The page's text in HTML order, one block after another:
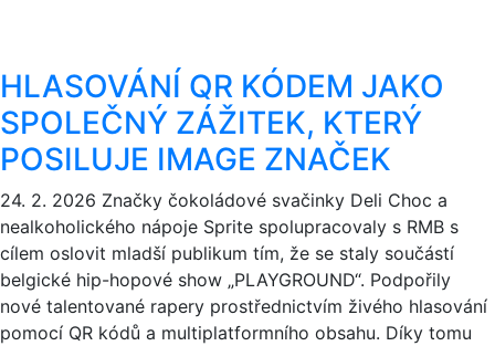
HLASOVÁNÍ QR KÓDEM JAKO
SPOLEČNÝ ZÁŽITEK, KTERÝ
POSILUJE IMAGE ZNAČEK
24. 2. 2026 Značky čokoládové svačinky Deli Choc a
nealkoholického nápoje Sprite spolupracovaly s RMB s
cílem oslovit mladší publikum tím, že se staly součástí
belgické hip-hopové show „PLAYGROUND“. Podpořily
nové talentované rapery prostřednictvím živého hlasování
pomocí QR kódů a multiplatformního obsahu. Díky tomu